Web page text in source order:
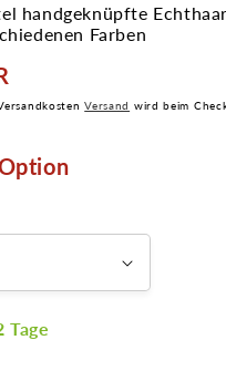
handgeknüpfte
Farben
Versand wird beim
Tage